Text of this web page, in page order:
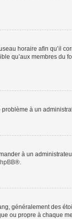
horaire afin qu’il
qu’aux membres du
problème à un
à un
®.
généralement des
ou propre à chaque